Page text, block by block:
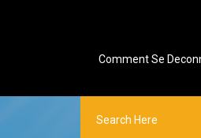
Comment Se